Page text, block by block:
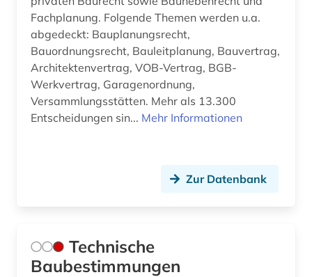
Fachplanung. Folgende Themen werden u.a.
abgedeckt: Bauplanungsrecht,
Bauordnungsrecht, Bauleitplanung, Bauvertrag,
Architektenvertrag, VOB-Vertrag, BGB-
Werkvertrag, Garagenordnung,
Versammlungsstätten. Mehr als 13.300
Entscheidungen sin... Mehr Informationen
Zur Datenbank
Technische
Baubestimmungen